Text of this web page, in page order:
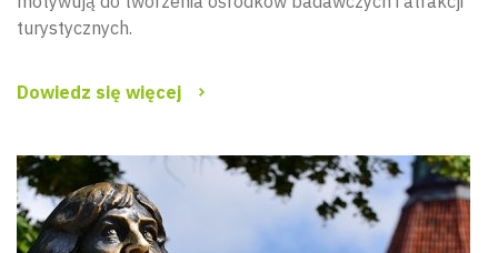
turystycznych.
Dowiedz się więcej